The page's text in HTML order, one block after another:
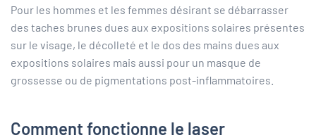
Pour les hommes et les femmes désirant se débarrasser
des taches brunes dues aux expositions solaires présentes
sur le visage, le décolleté et le dos des mains dues aux
expositions solaires mais aussi pour un masque de
grossesse ou de pigmentations post-inflammatoires.
Comment fonctionne le laser